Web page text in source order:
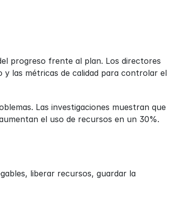
progreso frente al plan. Los directores
las métricas de calidad para controlar el
Las investigaciones muestran que
el uso de recursos en un 30%.
liberar recursos, guardar la